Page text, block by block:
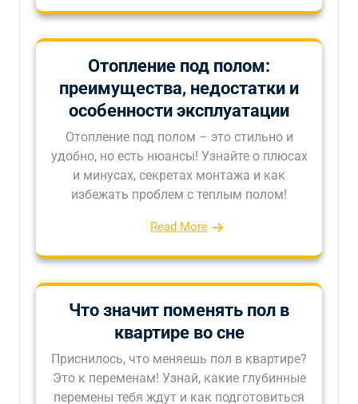
Отопление под полом:
преимущества, недостатки и
особенности эксплуатации
Отопление под полом – это стильно и
удобно, но есть нюансы! Узнайте о плюсах
и минусах, секретах монтажа и как
избежать проблем с теплым полом!
Read More
Что значит поменять пол в
квартире во сне
Приснилось, что меняешь пол в квартире?
Это к переменам! Узнай, какие глубинные
перемены тебя ждут и как подготовиться